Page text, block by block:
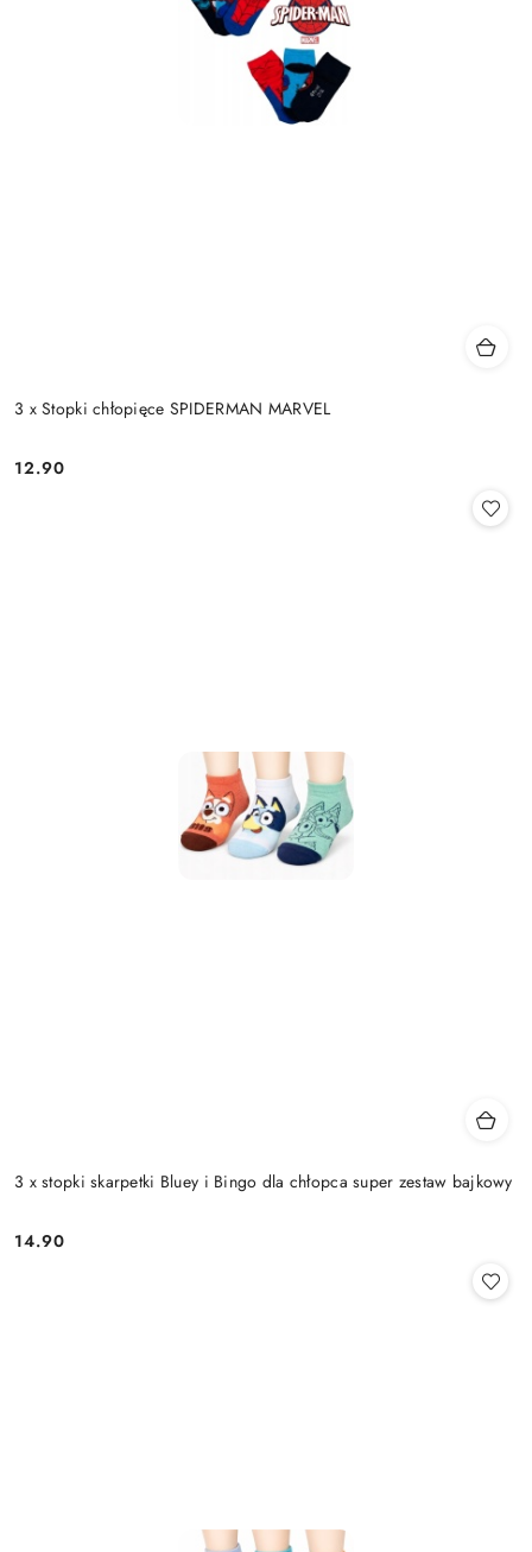
3 x Stopki chłopięce SPIDERMAN MARVEL
Cena:
12.90
3 x stopki skarpetki Bluey i Bingo dla chłopca super zestaw bajkowy
Cena:
14.90